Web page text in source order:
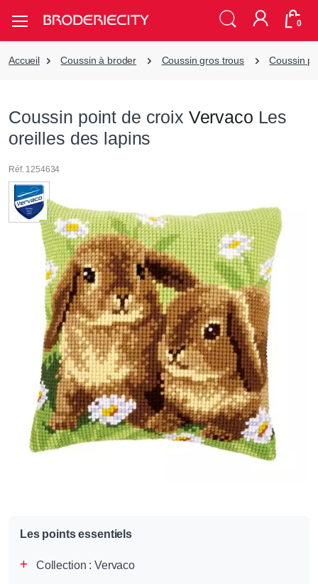
0
Accueil Coussin à broder Coussin gros trous Coussin
Coussin point de croix Vervaco Les
oreilles des lapins
Réf. 1254634
Les points essentiels
Collection : Vervaco